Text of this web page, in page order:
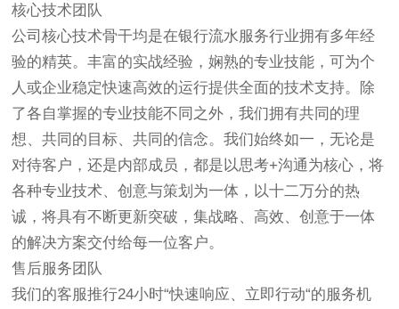
核心技术团队
公司核心技术骨干均是在银行流水服务行业拥有多年经
验的精英。丰富的实战经验，娴熟的专业技能，可为个
人或企业稳定快速高效的运行提供全面的技术支持。除
了各自掌握的专业技能不同之外，我们拥有共同的理
想、共同的目标、共同的信念。我们始终如一，无论是
对待客户，还是内部成员，都是以思考+沟通为核心，将
各种专业技术、创意与策划为一体，以十二万分的热
诚，将具有不断更新突破，集战略、高效、创意于一体
的解决方案交付给每一位客户。
售后服务团队
我们的客服推行24小时“快速响应、立即行动“的服务机